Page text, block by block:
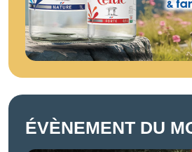
ÉVÈNEMENT DU